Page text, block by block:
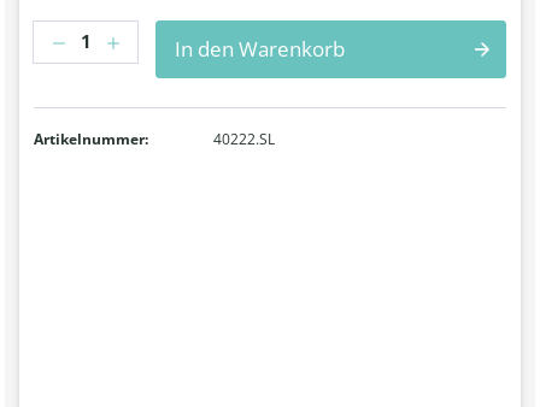
Anzahl
In den Warenkorb
Artikelnummer: 40222.SL